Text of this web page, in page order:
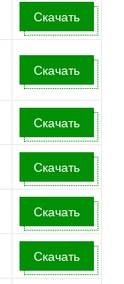
Скачать
Скачать
Скачать
Скачать
Скачать
Скачать